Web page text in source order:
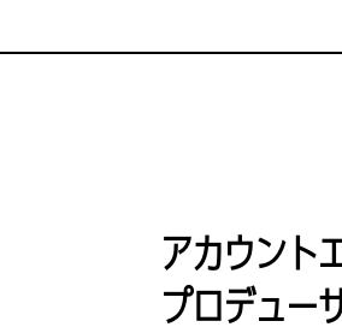
アカウント
プロデュー